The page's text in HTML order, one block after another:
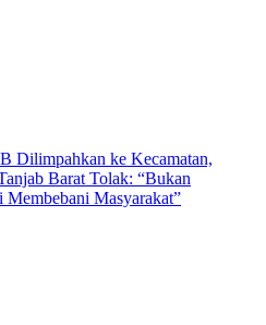
Dilimpahkan ke Kecamatan,
Barat Tolak: “Bukan
Masyarakat”